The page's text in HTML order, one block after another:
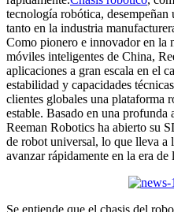
tecnología robótica,
tanto en la industria
Como pionero e innovador en la
móviles inteligentes de China,
aplicaciones a gran escala en el
estabilidad y capacidades
clientes globales una plataforma
estable. Basado en una
Reeman Robotics ha abierto su
de robot universal, lo que lleva a
avanzar rápidamente en la era de
Se entiende que el chasis del